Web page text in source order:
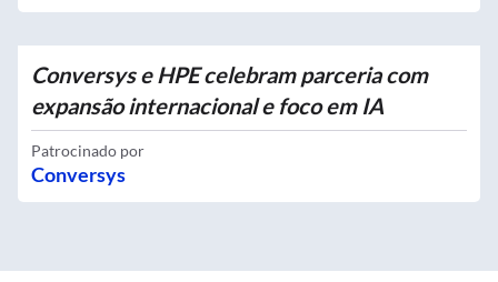
Conversys e HPE celebram parceria com
expansão internacional e foco em IA
Patrocinado por
Conversys